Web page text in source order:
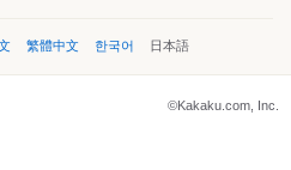
繁體中文 한국어 日本語
©Kakaku.com, Inc.